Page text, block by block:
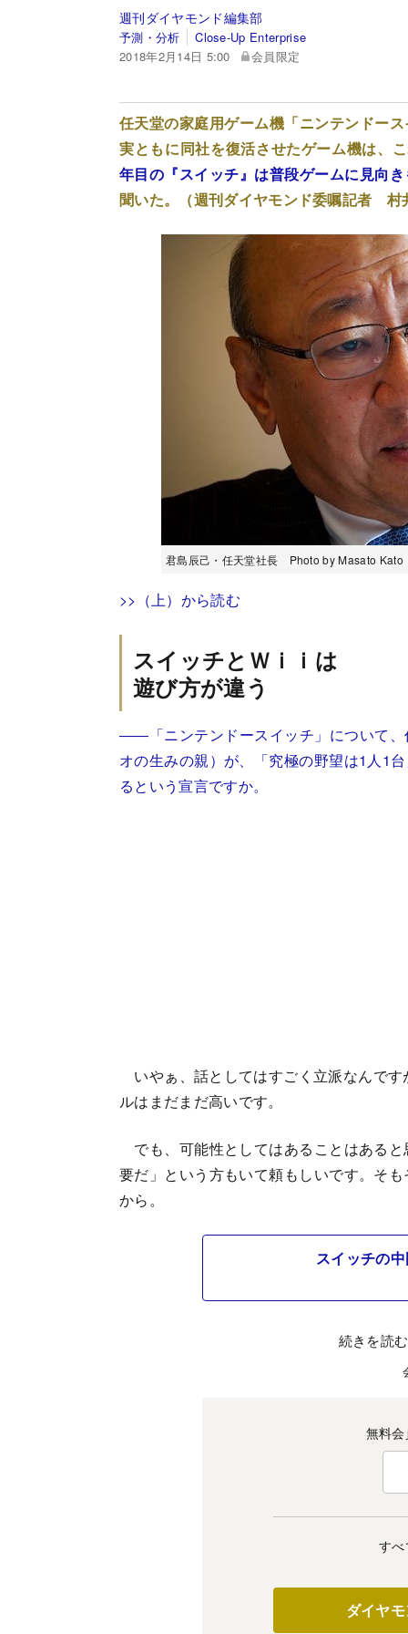
週刊ダイヤモンド編集部
予測・分析
Close-Up Enterprise
2018年2月14日 5:00
会員限定
任天堂の家庭用ゲーム機「ニンテンドー
実ともに同社を復活させたゲーム機は、
年目の『スイッチ』は普段ゲームに見向
聞いた。（週刊ダイヤモンド委嘱記者 村
君島辰己・任天堂社長 Photo by Masato Kato
>>（上）から読む
スイッチとＷｉｉは
遊び方が違う
――「ニンテンドースイッチ」について、
オの生みの親）が、「究極の野望は1人1
るという宣言ですか。
いやぁ、話としてはすごく立派なんで
ルはまだまだ高いです。
でも、可能性としてはあることはある
要だ」という方もいて頼もしいです。そ
から。
スイッチの
続きを読
無料会
すべ
ダイヤ